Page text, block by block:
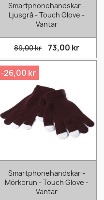
Smartphonehandskar -
Ljusgrå - Touch Glove -
Vantar
89,00 kr 73,00 kr
Smartphonehandskar -
Mörkbrun - Touch Glove -
Vantar
-26,00 kr